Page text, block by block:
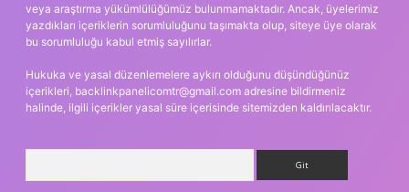
veya araştırma yükümlülüğümüz bulunmamaktadır. Ancak, üyelerimiz
yazdıkları içeriklerin sorumluluğunu taşımakta olup, siteye üye olarak
bu sorumluluğu kabul etmiş sayılırlar.
Hukuka ve yasal düzenlemelere aykırı olduğunu düşündüğünüz
içerikleri, backlinkpanelicomtr@gmail.com adresine bildirmeniz
halinde, ilgili içerikler yasal süre içerisinde sitemizden kaldırılacaktır.